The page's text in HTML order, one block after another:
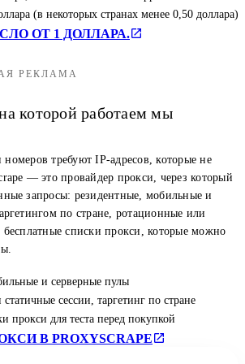
(в некоторых странах менее 0,50 доллара)
ОТ 1 ДОЛЛАРА.
РЕКЛАМА
которой работаем мы
требуют IP-адресов, которые не
— это провайдер прокси, через который
запросы: резидентные, мобильные и
по стране, ротационные или
бесплатные списки прокси, которые можно
и серверные пулы
сессии, таргетинг по стране
прокси для теста перед покупкой
В PROXYSCRAPE